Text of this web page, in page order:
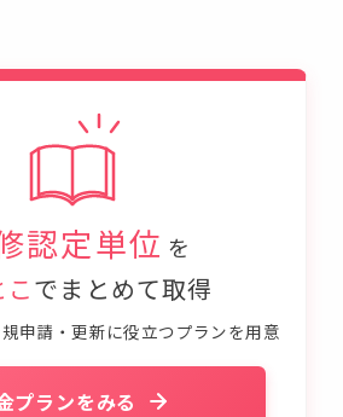
認定単位 を
でまとめて取得
申請・更新に役立つプランを用意
プランをみる